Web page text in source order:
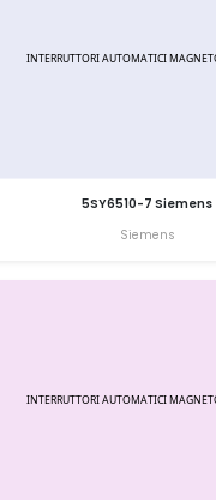
5SY6510-7 Siemens
Siemens